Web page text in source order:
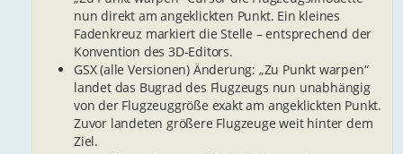
nun direkt am angeklickten Punkt. Ein kleines
Fadenkreuz markiert die Stelle – entsprechend der
Konvention des 3D-Editors.
GSX (alle Versionen) Änderung: „Zu Punkt warpen“
landet das Bugrad des Flugzeugs nun unabhängig
von der Flugzeuggröße exakt am angeklickten Punkt.
Zuvor landeten größere Flugzeuge weit hinter dem
Ziel.